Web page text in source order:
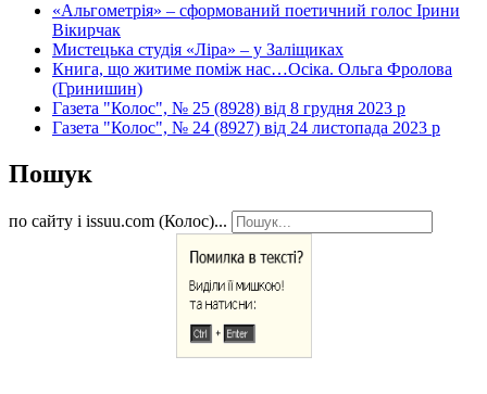
«Альгометрія» – сформований поетичний голос Ірини
Вікирчак
Мистецька студія «Ліра» – у Заліщиках
Книга, що житиме поміж нас…Осіка. Ольга Фролова
(Гринишин)
Газета "Колос", № 25 (8928) від 8 грудня 2023 р
Газета "Колос", № 24 (8927) від 24 листопада 2023 р
Пошук
по сайту і issuu.com (Колос)...